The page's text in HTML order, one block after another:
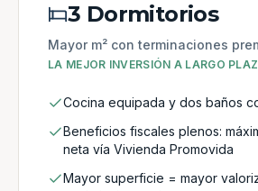
3 Dormitorios
Mayor m² con terminaciones
LA MEJOR INVERSIÓN A LARGO
Cocina equipada y dos baños
Beneficios fiscales plenos:
neta vía Vivienda Promovida
Mayor superficie = mayor